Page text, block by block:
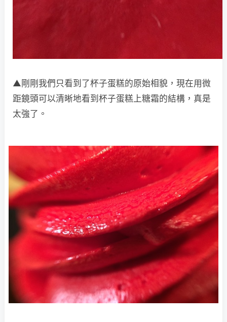
▲剛剛我們只看到了杯子蛋糕的原始相貌，現在用微
距鏡頭可以清晰地看到杯子蛋糕上糖霜的結構，真是
太強了。